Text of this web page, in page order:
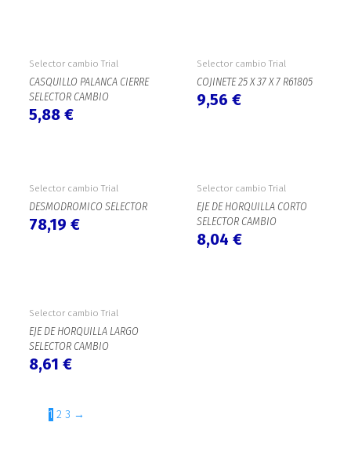
Selector cambio Trial
CASQUILLO PALANCA CIERRE
SELECTOR CAMBIO
5,88 €
Selector cambio Trial
COJINETE 25 X 37 X 7 R61805
9,56 €
Selector cambio Trial
DESMODROMICO SELECTOR
78,19 €
Selector cambio Trial
EJE DE HORQUILLA CORTO
SELECTOR CAMBIO
8,04 €
Selector cambio Trial
EJE DE HORQUILLA LARGO
SELECTOR CAMBIO
8,61 €
1 2 3 →